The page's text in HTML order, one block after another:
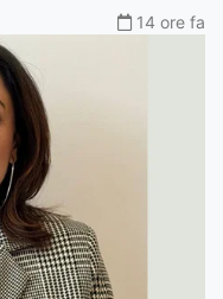
14 ore fa